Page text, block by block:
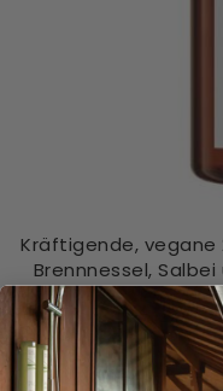
Kräftigende, vegane
Brennnessel,